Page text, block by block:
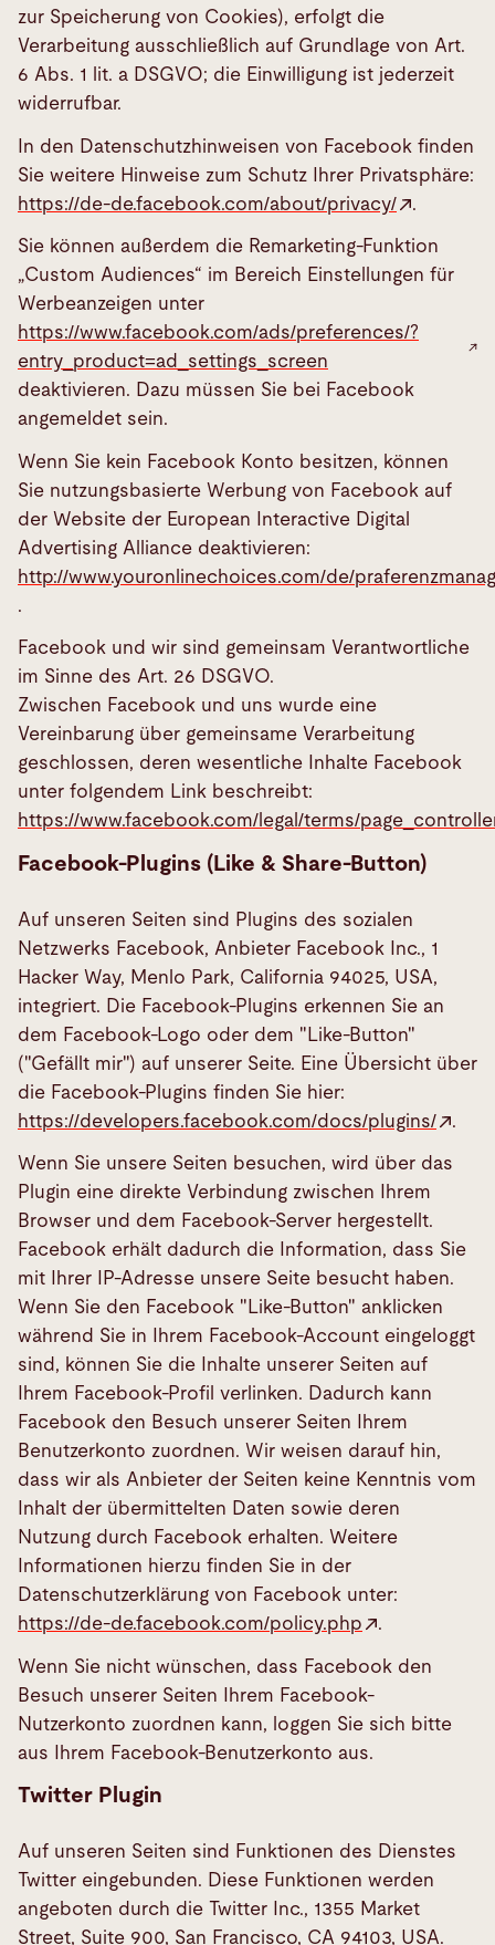
zur Speicherung von Cookies), erfolgt die
Verarbeitung ausschließlich auf Grundlage von Art.
6 Abs. 1 lit. a DSGVO; die Einwilligung ist jederzeit
widerrufbar.
In den Datenschutzhinweisen von Facebook finden
Sie weitere Hinweise zum Schutz Ihrer Privatsphäre:
https://de-de.facebook.com/about/privacy/
.
Sie können außerdem die Remarketing-Funktion
„Custom Audiences“ im Bereich Einstellungen für
Werbeanzeigen unter
https://www.facebook.com/ads/preferences/?
entry_product=ad_settings_screen
deaktivieren. Dazu müssen Sie bei Facebook
angemeldet sein.
Wenn Sie kein Facebook Konto besitzen, können
Sie nutzungsbasierte Werbung von Facebook auf
der Website der European Interactive Digital
Advertising Alliance deaktivieren:
http://www.youronlinechoices.com/de/
.
Facebook und wir sind gemeinsam Verantwortliche
im Sinne des Art. 26 DSGVO.
Zwischen Facebook und uns wurde eine
Vereinbarung über gemeinsame Verarbeitung
geschlossen, deren wesentliche Inhalte Facebook
unter folgendem Link beschreibt:
https://www.facebook.com/legal/terms/
Facebook-Plugins (Like & Share-Button)
Auf unseren Seiten sind Plugins des sozialen
Netzwerks Facebook, Anbieter Facebook Inc., 1
Hacker Way, Menlo Park, California 94025, USA,
integriert. Die Facebook-Plugins erkennen Sie an
dem Facebook-Logo oder dem "Like-Button"
("Gefällt mir") auf unserer Seite. Eine Übersicht über
die Facebook-Plugins finden Sie hier:
https://developers.facebook.com/docs/plugins/
.
Wenn Sie unsere Seiten besuchen, wird über das
Plugin eine direkte Verbindung zwischen Ihrem
Browser und dem Facebook-Server hergestellt.
Facebook erhält dadurch die Information, dass Sie
mit Ihrer IP-Adresse unsere Seite besucht haben.
Wenn Sie den Facebook "Like-Button" anklicken
während Sie in Ihrem Facebook-Account eingeloggt
sind, können Sie die Inhalte unserer Seiten auf
Ihrem Facebook-Profil verlinken. Dadurch kann
Facebook den Besuch unserer Seiten Ihrem
Benutzerkonto zuordnen. Wir weisen darauf hin,
dass wir als Anbieter der Seiten keine Kenntnis vom
Inhalt der übermittelten Daten sowie deren
Nutzung durch Facebook erhalten. Weitere
Informationen hierzu finden Sie in der
Datenschutzerklärung von Facebook unter:
https://de-de.facebook.com/policy.php
.
Wenn Sie nicht wünschen, dass Facebook den
Besuch unserer Seiten Ihrem Facebook-
Nutzerkonto zuordnen kann, loggen Sie sich bitte
aus Ihrem Facebook-Benutzerkonto aus.
Twitter Plugin
Auf unseren Seiten sind Funktionen des Dienstes
Twitter eingebunden. Diese Funktionen werden
angeboten durch die Twitter Inc., 1355 Market
Street, Suite 900, San Francisco, CA 94103, USA.